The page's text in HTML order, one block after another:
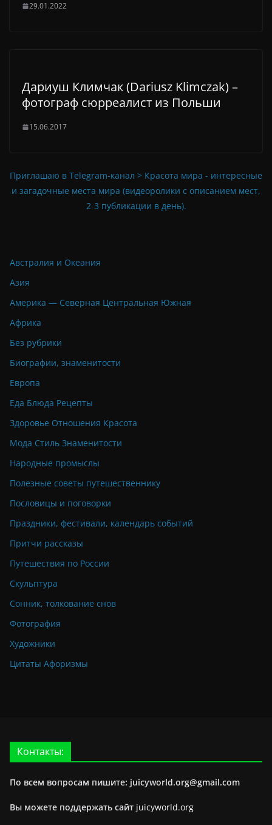
29.01.2022
Дариуш Климчак (Dariusz Klimczak) –
фотограф сюрреалист из Польши
15.06.2017
Приглашаю в Telegram-канал > Красота мира - интересные
и загадочные места мира (видеоролики с описанием мест,
2-3 публикации в день).
Австралия и Океания
Азия
Америка — Северная Центральная Южная
Африка
Без рубрики
Биографии, знаменитости
Европа
Еда Блюда Рецепты
Здоровье Отношения Красота
Мода Стиль Знаменитости
Народные промыслы
Полезные советы путешественнику
Пословицы и поговорки
Праздники, фестивали, календарь событий
Притчи рассказы
Путешествия по России
Скульптура
Сонник, толкование снов
Фотография
Художники
Цитаты Афоризмы
Контакты:
По всем вопросам пишите: juicyworld.org@gmail.com
Вы можете поддержать сайт juicyworld.org